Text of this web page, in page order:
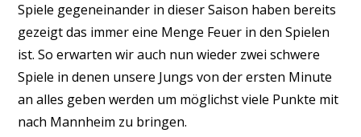
Spiele gegeneinander in dieser Saison haben bereits
gezeigt das immer eine Menge Feuer in den Spielen
ist. So erwarten wir auch nun wieder zwei schwere
Spiele in denen unsere Jungs von der ersten Minute
an alles geben werden um möglichst viele Punkte mit
nach Mannheim zu bringen.